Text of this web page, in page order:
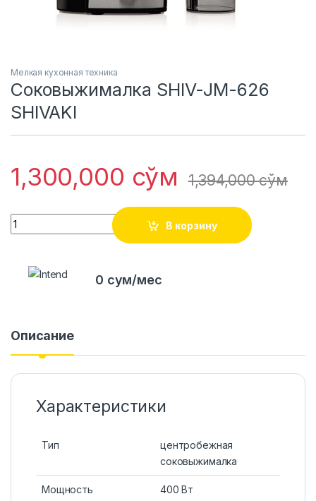
Мелкая кухонная техника
Соковыжималка SHIV-JM-626
SHIVAKI
1,300,000 сўм 1,394,000сўм
Quantity
В корзину
0 сум/мес
Описание
Характеристики
Тип
центробежная
соковыжималка
Мощность 400 Вт